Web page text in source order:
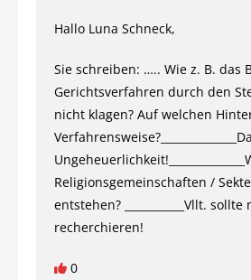
Hallo Luna Schneck,
Sie schreiben: ….. Wie z. B. das
Gerichtsverfahren durch den
nicht klagen? Auf welchen
Religionsgemeinschaften /
entstehen? ___________Vllt.
recherchieren!
0